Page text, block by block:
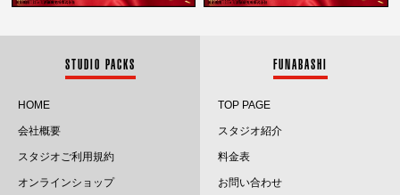
2025.7
STUDIO PACKS
HOME
会社概要
スタジオご利用規約
オンラインショップ
FUNABASHI
TOP PAGE
スタジオ紹介
料金表
お問い合わせ